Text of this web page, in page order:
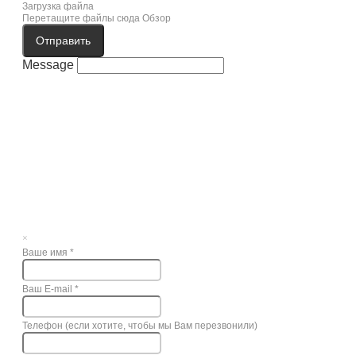
Загрузка файла
Перетащите файлы сюда Обзор
Отправить
Message
×
Ваше имя *
Ваш E-mail *
Телефон (если хотите, чтобы мы Вам перезвонили)